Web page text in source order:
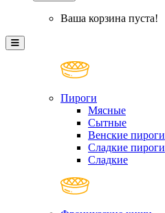
Ваша корзина пуста!
Пироги
Мясные
Сытные
Венские пироги
Сладкие пироги
Сладкие